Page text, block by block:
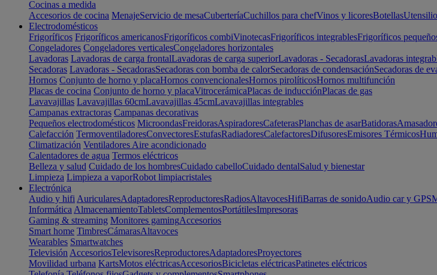
Cocinas a medida
Accesorios de cocina MenajeServicio de mesaCuberteríaCuchillos para chefVinos y licoresBotellas
Electrodomésticos
Frigoríficos Frigoríficos americanosFrigoríficos combiVinotecasFrigoríficos integrablesFrigoríficos
Congeladores Congeladores verticalesCongeladores horizontales
Lavadoras Lavadoras de carga frontalLavadoras de carga superiorLavadoras - SecadorasLavadoras
Secadoras Lavadoras - SecadorasSecadoras con bomba de calorSecadoras de condensaciónSecadoras de
Hornos Conjunto de horno y placaHornos convencionalesHornos pirolíticosHornos multifunción
Placas de cocina Conjunto de horno y placaVitrocerámicaPlacas de inducciónPlacas de gas
Lavavajillas Lavavajillas 60cmLavavajillas 45cmLavavajillas integrables
Campanas extractoras Campanas decorativas
Pequeños electrodomésticos MicroondasFreidorasAspiradoresCafeterasPlanchas de asarBatidoras
Calefacción TermoventiladoresConvectoresEstufasRadiadoresCalefactoresDifusoresEmisores Térmicos
Climatización Ventiladores Aire acondicionado
Calentadores de agua Termos eléctricos
Belleza y salud Cuidado de los hombresCuidado cabelloCuidado dentalSalud y bienestar
Limpieza Limpieza a vaporRobot limpiacristales
Electrónica
Audio y hifi AuricularesAdaptadoresReproductoresRadiosAltavocesHifiBarras de sonidoAudio car y GPS
Informática AlmacenamientoTabletsComplementosPortátilesImpresoras
Gaming & streaming Monitores gamingAccesorios
Smart home TimbresCámarasAltavoces
Wearables Smartwatches
Televisión AccesoriosTelevisoresReproductoresAdaptadoresProyectores
Movilidad urbana KartsMotos eléctricasAccesoriosBicicletas eléctricasPatinetes eléctricos